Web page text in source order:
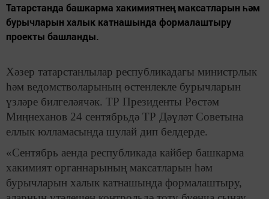
Татарстанда башкарма хакимиятнең максатларын һәм
бурычларын халык катнашында формалаштыру
проекты башланды.
Хәзер татарстанлылар республикадагы министрлык
һәм ведомстволарының өстенлекле бурычларын
үзләре билгеләячәк. ТР Президенты Рөстәм
Миңнеханов 24 сентябрьдә ТР Дәүләт Советына
еллык юлламасында шулай дип белдерде.
«Сентябрь аенда республикада кайбер башкарма
хакимият органнарының максатларын һәм
бурычларын халык катнашында формалаштыру,